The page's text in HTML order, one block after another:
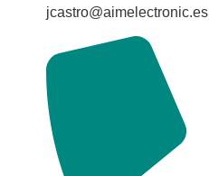
jcastro@aimelectronic.es